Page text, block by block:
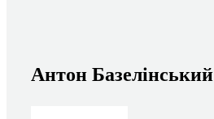
Антон Базелінський